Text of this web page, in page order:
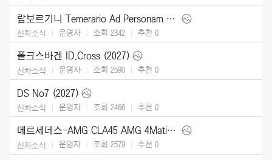
람보르기니 Temerario Ad Personam (2026)
신차소식 운영자 조회 2342 추천 0
폴크스바겐 ID.Cross (2027)
신차소식 운영자 조회 2590 추천 0
DS No7 (2027)
신차소식 운영자 조회 2466 추천 0
메르세데스-AMG CLA45 AMG 4Matic (2027)
신차소식 운영자 조회 2579 추천 0